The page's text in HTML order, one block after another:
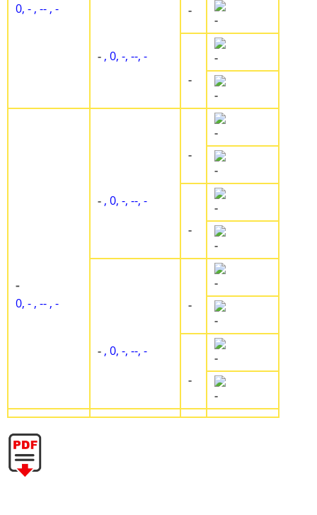
0, - , -- , -
- , 0, -, --, -
-
-
-
-
-
-
0, - , -- , -
- , 0, -, --, -
-
-
-
-
-
-
- , 0, -, --, -
-
-
-
-
-
-